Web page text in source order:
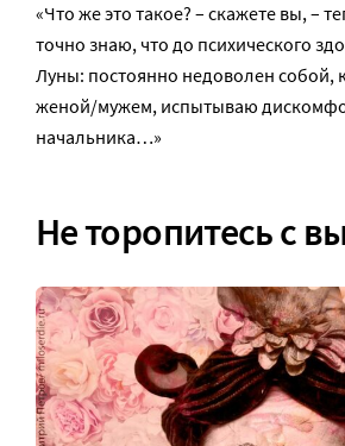
«Что же это такое? – скажете вы, –
точно знаю, что до психического
Луны: постоянно недоволен собой,
женой/мужем, испытываю
начальника…»
Не торопитесь с